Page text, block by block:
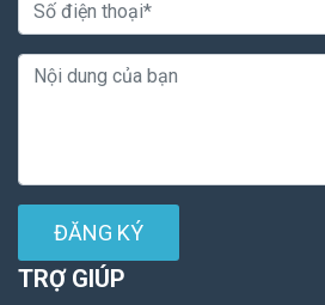
ĐĂNG KÝ
TRỢ GIÚP